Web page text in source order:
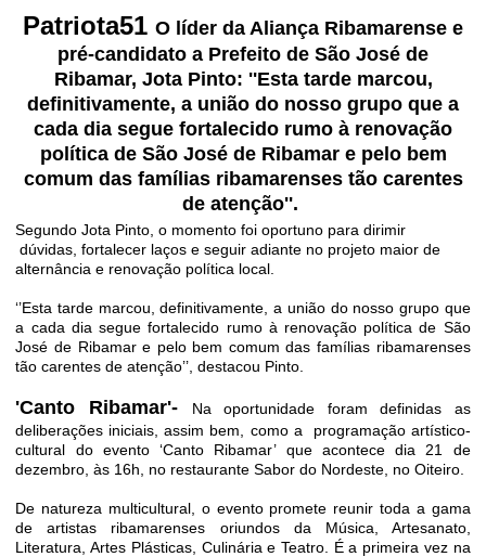
Patriota51 O líder da Aliança Ribamarense e
pré-candidato a Prefeito de São José de
Ribamar, Jota Pinto: ''Esta tarde marcou,
definitivamente, a união do nosso grupo que a
cada dia segue fortalecido rumo à renovação
política de São José de Ribamar e pelo bem
comum das famílias ribamarenses tão carentes
de atenção''.
Segundo Jota Pinto, o momento foi oportuno para dirimir
dúvidas, fortalecer laços e seguir adiante no projeto maior de
alternância e renovação política local.
‘’Esta tarde marcou, definitivamente, a união do nosso grupo que
a cada dia segue fortalecido rumo à renovação política de São
José de Ribamar e pelo bem comum das famílias ribamarenses
tão carentes de atenção’’, destacou Pinto.
'Canto Ribamar'-
Na oportunidade foram definidas as
deliberações iniciais, assim bem, como a
programação artístico-
cultural do evento ‘Canto Ribamar’ que acontece dia 21 de
dezembro, às 16h, no restaurante Sabor do Nordeste, no Oiteiro.
De natureza multicultural, o evento promete reunir toda a gama
de artistas ribamarenses oriundos da Música, Artesanato,
Literatura, Artes Plásticas, Culinária e Teatro. É a primeira vez na